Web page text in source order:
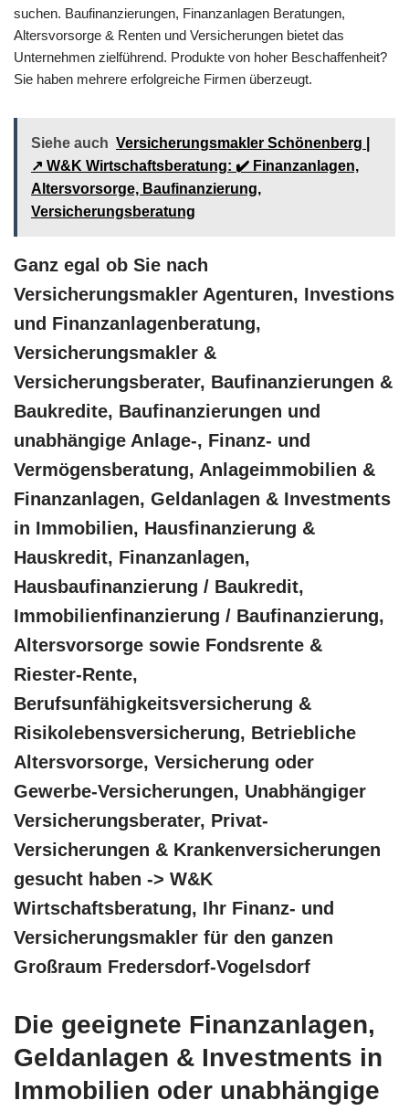
suchen. Baufinanzierungen, Finanzanlagen Beratungen,
Altersvorsorge & Renten und Versicherungen bietet das
Unternehmen zielführend. Produkte von hoher Beschaffenheit?
Sie haben mehrere erfolgreiche Firmen überzeugt.
Siehe auch Versicherungsmakler Schönenberg |
↗️ W&K Wirtschaftsberatung: ✔️ Finanzanlagen,
Altersvorsorge, Baufinanzierung,
Versicherungsberatung
Ganz egal ob Sie nach
Versicherungsmakler Agenturen, Investions
und Finanzanlagenberatung,
Versicherungsmakler &
Versicherungsberater, Baufinanzierungen &
Baukredite, Baufinanzierungen und
unabhängige Anlage-, Finanz- und
Vermögensberatung, Anlageimmobilien &
Finanzanlagen, Geldanlagen & Investments
in Immobilien, Hausfinanzierung &
Hauskredit, Finanzanlagen,
Hausbaufinanzierung / Baukredit,
Immobilienfinanzierung / Baufinanzierung,
Altersvorsorge sowie Fondsrente &
Riester-Rente,
Berufsunfähigkeitsversicherung &
Risikolebensversicherung, Betriebliche
Altersvorsorge, Versicherung oder
Gewerbe-Versicherungen, Unabhängiger
Versicherungsberater, Privat-
Versicherungen & Krankenversicherungen
gesucht haben -> W&K
Wirtschaftsberatung, Ihr Finanz- und
Versicherungsmakler für den ganzen
Großraum Fredersdorf-Vogelsdorf
Die geeignete Finanzanlagen,
Geldanlagen & Investments in
Immobilien oder unabhängige